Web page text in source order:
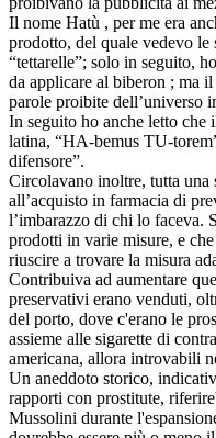
Il nome Hatù , per me era
prodotto, del quale vedevo le
“tettarelle”; solo in seguito,
da applicare al biberon ; ma
parole proibite dell’universo
In seguito ho anche letto che
latina, “HA-bemus TU-
difensore”.
Circolavano inoltre, tutta una
all’acquisto in farmacia di
l’imbarazzo di chi lo faceva.
prodotti in varie misure, e
riuscire a trovare la misura
Contribuiva ad aumentare
preservativi erano venduti,
del porto, dove c'erano le
assieme alle sigarette di
americana, allora introvabili
Un aneddoto storico,
rapporti con prostitute,
Mussolini durante